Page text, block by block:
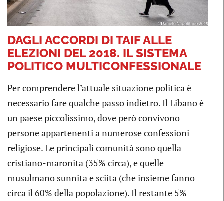
DAGLI ACCORDI DI TAIF ALLE
ELEZIONI DEL 2018. IL SISTEMA
POLITICO MULTICONFESSIONALE
Per comprendere l’attuale situazione politica è
necessario fare qualche passo indietro. Il Libano è
un paese piccolissimo, dove però convivono
persone appartenenti a numerose confessioni
religiose. Le principali comunità sono quella
cristiano-maronita (35% circa), e quelle
musulmano sunnita e sciita (che insieme fanno
circa il 60% della popolazione). Il restante 5%